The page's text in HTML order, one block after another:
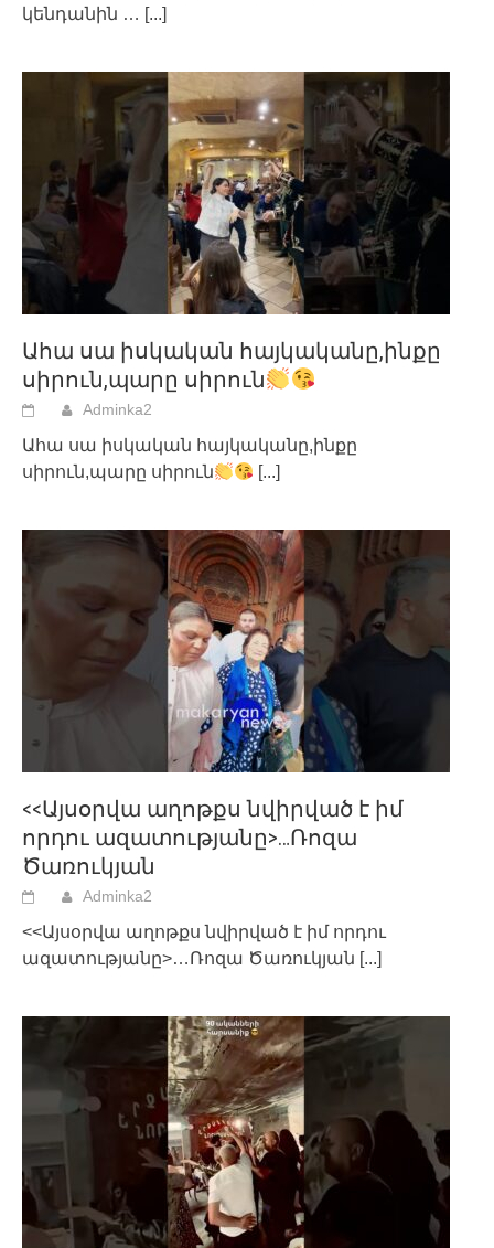
կենդանին … [...]
Ահա սա իսկական հայկականը,ինքը
սիրուն,պարը սիրուն
Adminka2
Ահա սա իսկական հայկականը,ինքը
սիրուն,պարը սիրուն
[...]
<<Այսօրվա աղոթքս նվիրված է իմ
որդու ազատությանը>…Ռոզա
Ծառուկյան
Adminka2
<<Այսօրվա աղոթքս նվիրված է իմ որդու
ազատությանը>…Ռոզա Ծառուկյան [...]